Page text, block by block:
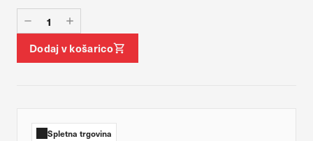
Dodaj v košarico
Spletna trgovina